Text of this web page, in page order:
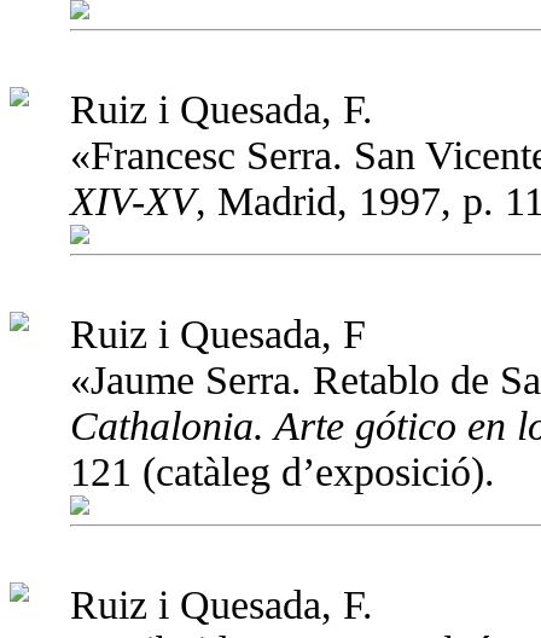
Ruiz i Quesada, F.
«Francesc Serra. San
XIV-XV, Madrid, 1997, p.
Ruiz i Quesada, F
«Jaume Serra. Retablo de
Cathalonia. Arte gótico en
121 (catàleg d’exposició).
Ruiz i Quesada, F.